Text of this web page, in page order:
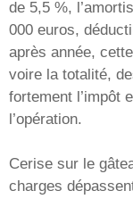
de 5,5 %,
000 euros,
après année,
voire la totalité,
fortement l’impôt
l’opération.
Cerise sur le
charges